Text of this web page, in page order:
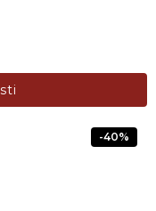
lahko izberete na
-40%